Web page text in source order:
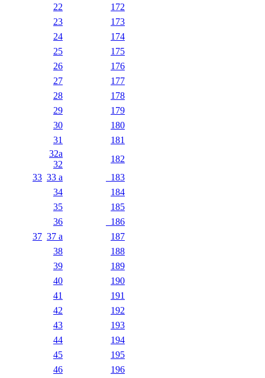
22
172
23
173
24
174
25
175
26
176
27
177
28
178
29
179
30
180
31
181
32a
32
182
33 33 a
183
34
184
35
185
36
186
37 37 a
187
38
188
39
189
40
190
41
191
42
192
43
193
44
194
45
195
46
196